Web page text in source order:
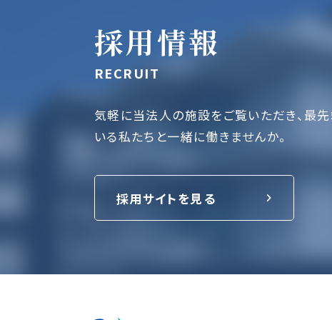
採用情報
RECRUIT
気軽に当法人の施設をご覧いただき、最
いる私たちと一緒に働きませんか。
採用サイトを見る